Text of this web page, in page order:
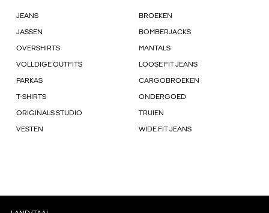
JEANS BROEKEN
JASSEN BOMBERJACKS
OVERSHIRTS MANTALS
VOLLDIGE OUTFITS LOOSE FIT JEANS
PARKAS CARGOBROEKEN
T-SHIRTS ONDERGOED
ORIGINALS STUDIO TRUIEN
VESTEN WIDE FIT JEANS